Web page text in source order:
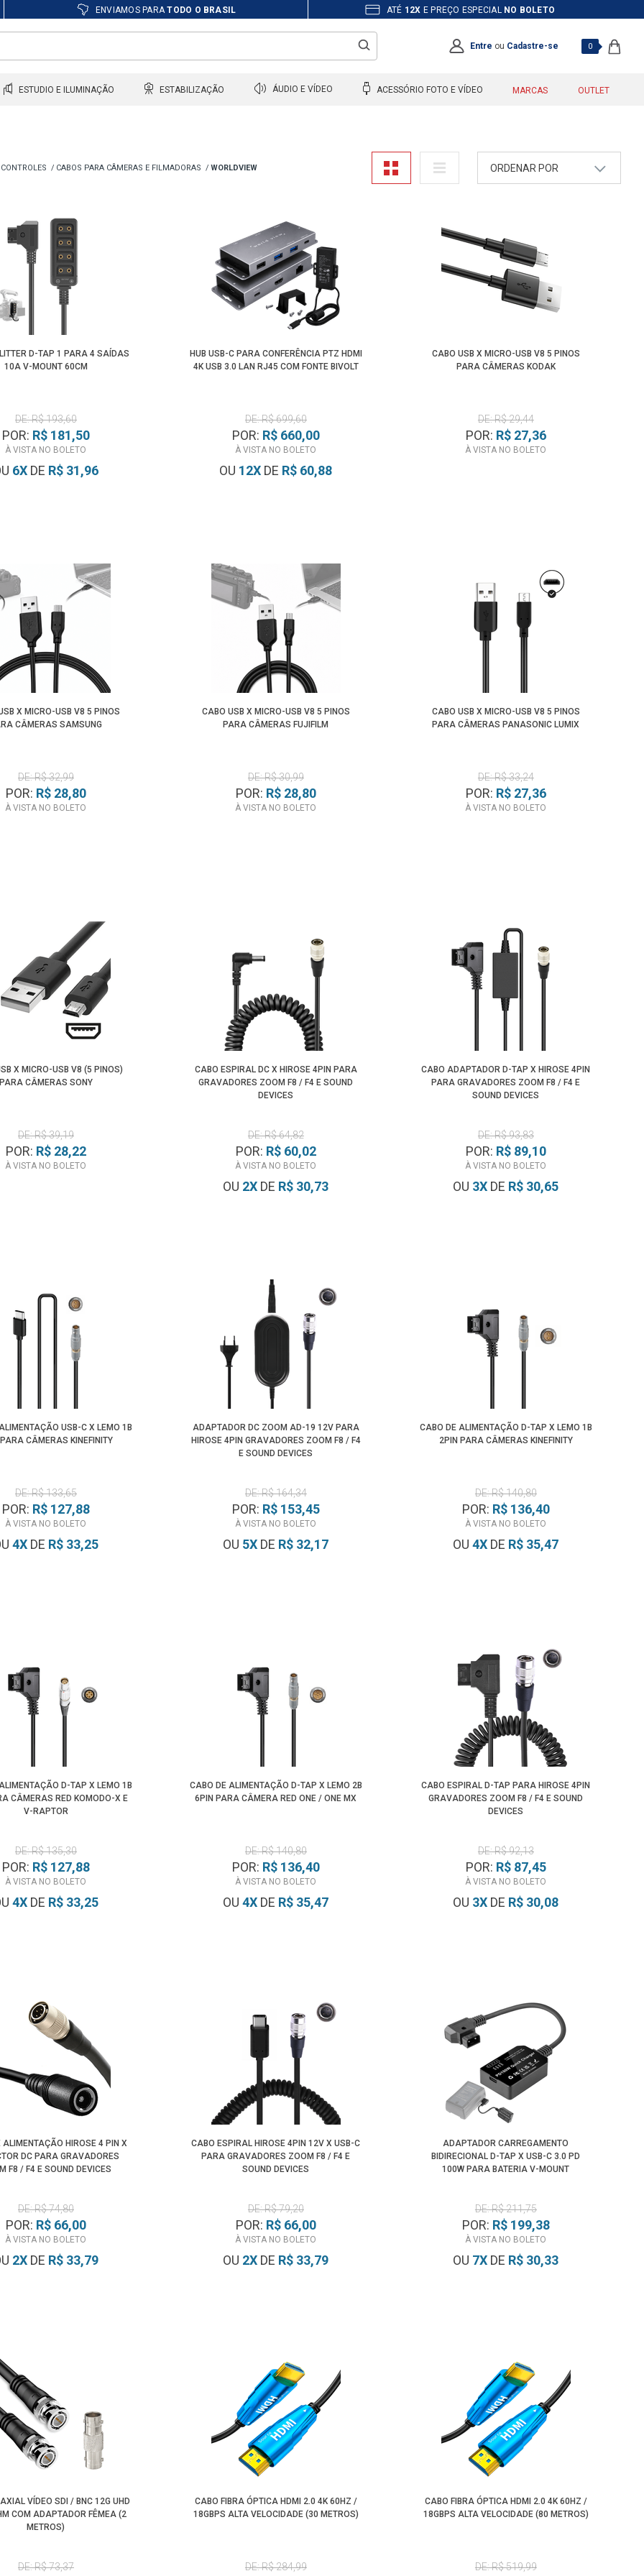
ENVIAMOS PARATODO O BRASIL ATÉ 12X E PREÇO ESPECIAL NO BOLETO
Entre ou Cadastre-se 0
ESTUDIO E ILUMINAÇÃO ESTABILIZAÇÃO ÁUDIO E VÍDEO ACESSÓRIO FOTO E VÍDEO MARCAS OUTLET
CABOS PARA CÂMERAS E FILMADORAS WORLDVIEW ORDENAR POR
Mais Vendidos
Maior Preço
Menor Preço
D-TAP 1 PARA 4 SAÍDAS
10A V-MOUNT 60CM
DE: R$ 193,60
POR: R$ 181,50
À VISTA NO BOLETO
6X DE R$ 31,96
HUB USB-C PARA CONFERÊNCIA PTZ HDMI
4K USB 3.0 LAN RJ45 COM FONTE BIVOLT
DE: R$ 699,60
POR: R$ 660,00
À VISTA NO BOLETO
OU 12X DE R$ 60,88
CABO USB X MICRO-USB V8 5 PINOS
PARA CÂMERAS KODAK
DE: R$ 29,44
POR: R$ 27,36
À VISTA NO BOLETO
X MICRO-USB V8 5 PINOS
CÂMERAS SAMSUNG
DE: R$ 32,99
POR: R$ 28,80
À VISTA NO BOLETO
CABO USB X MICRO-USB V8 5 PINOS
PARA CÂMERAS FUJIFILM
DE: R$ 30,99
POR: R$ 28,80
À VISTA NO BOLETO
CABO USB X MICRO-USB V8 5 PINOS
PARA CÂMERAS PANASONIC LUMIX
DE: R$ 33,24
POR: R$ 27,36
À VISTA NO BOLETO
X MICRO-USB V8 (5 PINOS)
PARA CÂMERAS SONY
DE: R$ 39,19
POR: R$ 28,22
À VISTA NO BOLETO
CABO ESPIRAL DC X HIROSE 4PIN PARA
GRAVADORES ZOOM F8 / F4 E SOUND
DEVICES
DE: R$ 64,82
POR: R$ 60,02
À VISTA NO BOLETO
OU 2X DE R$ 30,73
CABO ADAPTADOR D-TAP X HIROSE 4PIN
PARA GRAVADORES ZOOM F8 / F4 E
SOUND DEVICES
DE: R$ 93,83
POR: R$ 89,10
À VISTA NO BOLETO
OU 3X DE R$ 30,65
USB-C X LEMO 1B
CÂMERAS KINEFINITY
DE: R$ 133,65
POR: R$ 127,88
À VISTA NO BOLETO
4X DE R$ 33,25
ADAPTADOR DC ZOOM AD-19 12V PARA
HIROSE 4PIN GRAVADORES ZOOM F8 / F4
E SOUND DEVICES
DE: R$ 164,34
POR: R$ 153,45
À VISTA NO BOLETO
OU 5X DE R$ 32,17
CABO DE ALIMENTAÇÃO D-TAP X LEMO 1B
2PIN PARA CÂMERAS KINEFINITY
DE: R$ 140,80
POR: R$ 136,40
À VISTA NO BOLETO
OU4X DE R$ 35,47
D-TAP X LEMO 1B
CÂMERAS RED KOMODO-X E
V-RAPTOR
DE: R$ 135,30
POR: R$ 127,88
À VISTA NO BOLETO
4X DE R$ 33,25
CABO DE ALIMENTAÇÃO D-TAP X LEMO 2B
6PIN PARA CÂMERA RED ONE / ONE MX
DE: R$ 140,80
POR: R$ 136,40
À VISTA NO BOLETO
OU4X DE R$ 35,47
CABO ESPIRAL D-TAP PARA HIROSE 4PIN
GRAVADORES ZOOM F8 / F4 E SOUND
DEVICES
DE: R$ 92,13
POR: R$ 87,45
À VISTA NO BOLETO
OU 3X DE R$ 30,08
ALIMENTAÇÃO HIROSE 4 PIN X
DC PARA GRAVADORES
F8 / F4 E SOUND DEVICES
DE: R$ 74,80
POR: R$ 66,00
À VISTA NO BOLETO
2X DE R$ 33,79
CABO ESPIRAL HIROSE 4PIN 12V X USB-C
PARA GRAVADORES ZOOM F8 / F4 E
SOUND DEVICES
DE: R$ 79,20
POR: R$ 66,00
À VISTA NO BOLETO
OU 2X DE R$ 33,79
ADAPTADOR CARREGAMENTO
BIDIRECIONAL D-TAP X USB-C 3.0 PD
100W PARA BATERIA V-MOUNT
DE: R$ 211,75
POR: R$ 199,38
À VISTA NO BOLETO
OU 7X DE R$ 30,33
VÍDEO SDI / BNC 12G UHD
COM ADAPTADOR FÊMEA (2
METROS)
DE: R$ 73,37
CABO FIBRA ÓPTICA HDMI 2.0 4K 60HZ /
18GBPS ALTA VELOCIDADE (30 METROS)
DE: R$ 284,99
CABO FIBRA ÓPTICA HDMI 2.0 4K 60HZ /
18GBPS ALTA VELOCIDADE (80 METROS)
DE: R$ 519,99